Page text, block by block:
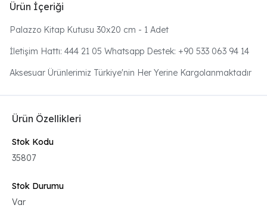
Ürün İçeriği
Palazzo Kitap Kutusu 30x20 cm - 1 Adet
İletişim Hattı: 444 21 05 Whatsapp Destek: +90 533 063 94 14
Aksesuar Ürünlerimiz Türkiye'nin Her Yerine Kargolanmaktadır
Ürün Özellikleri
Stok Kodu
35807
Stok Durumu
Var